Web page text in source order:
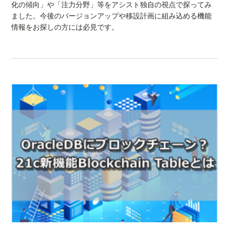
化の傾向」や「注力分野」等をアシスト独自の視点で探ってみ
ました。今後のバージョンアップや移設計画に組み込める機能
情報をお探しの方には必見です。